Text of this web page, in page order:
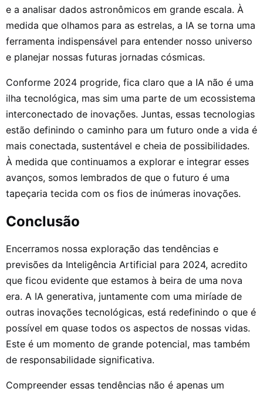
e a analisar dados astronômicos em grande escala. À
medida que olhamos para as estrelas, a IA se torna uma
ferramenta indispensável para entender nosso universo
e planejar nossas futuras jornadas cósmicas.
Conforme 2024 progride, fica claro que a IA não é uma
ilha tecnológica, mas sim uma parte de um ecossistema
interconectado de inovações. Juntas, essas tecnologias
estão definindo o caminho para um futuro onde a vida é
mais conectada, sustentável e cheia de possibilidades.
À medida que continuamos a explorar e integrar esses
avanços, somos lembrados de que o futuro é uma
tapeçaria tecida com os fios de inúmeras inovações.
Conclusão
Encerramos nossa exploração das tendências e
previsões da Inteligência Artificial para 2024, acredito
que ficou evidente que estamos à beira de uma nova
era. A IA generativa, juntamente com uma miríade de
outras inovações tecnológicas, está redefinindo o que é
possível em quase todos os aspectos de nossas vidas.
Este é um momento de grande potencial, mas também
de responsabilidade significativa.
Compreender essas tendências não é apenas um